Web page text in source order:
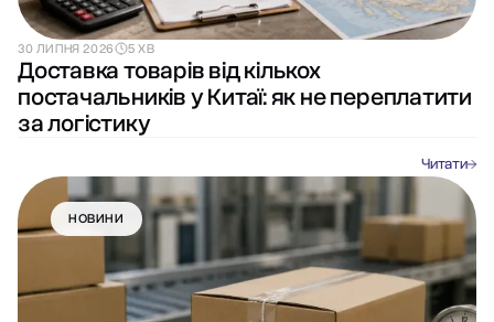
30 ЛИПНЯ 2026 5 ХВ
Доставка товарів від кількох
постачальників у Китаї: як не переплатити
за логістику
Читати
НОВИНИ